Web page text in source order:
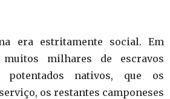
era estritamente social. Em
milhares de escravos
potentados nativos, que os
os restantes camponeses